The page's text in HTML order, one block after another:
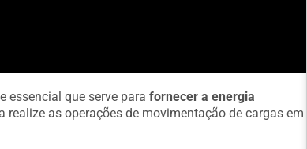
essencial que serve para fornecer a energia
as operações de movimentação de cargas em